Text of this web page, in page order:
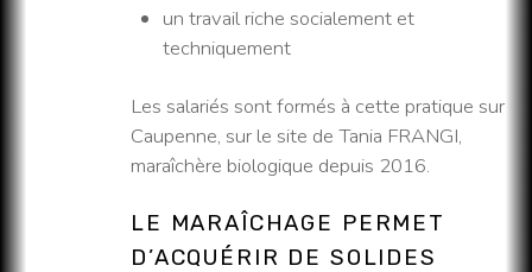
un travail riche socialement et
techniquement
Les salariés sont formés à cette pratique sur
Caupenne, sur le site de Tania FRANGI,
maraîchère biologique depuis 2016.
LE MARAÎCHAGE PERMET
D’ACQUÉRIR DE SOLIDES